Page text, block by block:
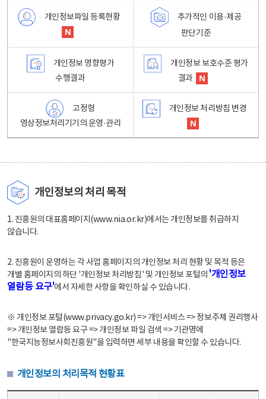
개인정보파일 등록현황
추가적인 이용·제공
판단기준
개인정보 영향평가
수행결과
개인정보 보호수준 평가
결과
고정형
영상정보처리기기의 운영·관리
개인정보 처리방침 변경
개인정보의 처리 목적
1. 진흥원의 대표홈페이지(www.nia.or.kr)에서는 개인정보를 취급하지
않습니다.
2. 진흥원이 운영하는 각 사업 홈페이지의 개인정보 처리 현황 및 목적 등은
개별 홈페이지의 하단 '개인정보 처리방침' 및 개인정보 포털의 '개인정보
열람등 요구'에서 자세한 사항을 확인하실 수 있습니다.
※ 개인정보 포털(www.privacy.go.kr) => 개인서비스 => 정보주체 권리행사
=> 개인정보 열람등 요구 => 개인정보 파일 검색 => 기관명에
"한국지능정보사회진흥원"을 입력하면 세부 내용을 확인할 수 있습니다.
개인정보의 처리목적 현황표